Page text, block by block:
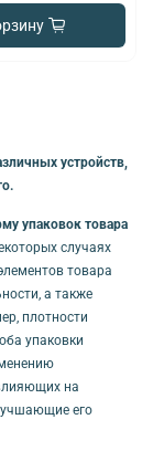
устройств,
упаковок товара
случаях
товара
а также
плотности
упаковки
на
его